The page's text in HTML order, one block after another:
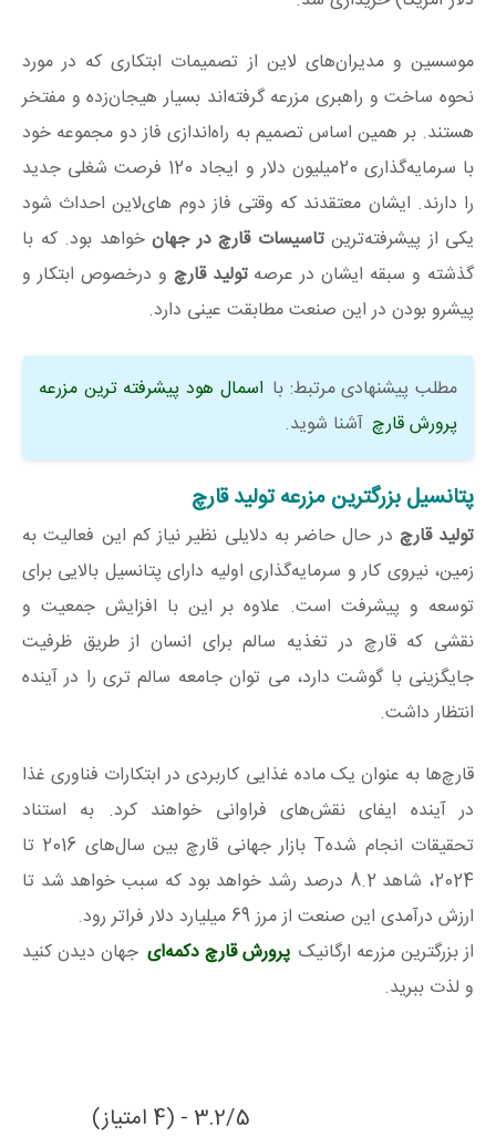
موسسین و مدیران‌های‌ لاین از تصمیمات ابتکاری که در مورد
نحوه ساخت و راهبری مزرعه گرفته‌اند بسیار هیجان‌زده و مفتخر
هستند. بر همین اساس تصمیم به راه‌اندازی فاز دو مجموعه خود
با سرمایه‌گذاری 20میلیون دلار و ایجاد 120 فرصت شغلی جدید
را دارند. ایشان معتقدند که وقتی فاز دوم های‌لاین احداث شود
یکی از پیشرفته‌ترینتاسیسات قارچ در جهان خواهد بود. که با
گذشته و سبقه ایشان در عرصهتولید قارچ و درخصوص ابتکار و
پیشرو بودن در این صنعت مطابقت عینی دارد.
مطلب پیشنهادی مرتبط: با اسمال هود پیشرفته ترین مزرعه
پرورش قارچ آشنا شوید.
پتانسیل بزرگترین مزرعه تولید قارچ
تولید قارچ در حال حاضر به دلایلی نظیر نیاز کم این فعالیت به
زمین، نیروی کار و سرمایه‌گذاری اولیه دارای پتانسیل بالایی برای
توسعه و پیشرفت است. علاوه بر این با افزایش جمعیت و
نقشی که قارچ در تغذیه سالم برای انسان از طریق ظرفیت
جایگزینی با گوشت دارد، می توان جامعه سالم تری را در آینده
انتظار داشت.
قارچ‌ها به عنوان یک ماده غذایی کاربردی در ابتکارات فناوری غذا
در آینده ایفای نقش‌های فراوانی خواهند کرد. به استناد
تحقیقات انجام شدهT بازار جهانی قارچ بین سال‌های 2016 تا
2024، شاهد 8.2 درصد رشد خواهد بود که سبب خواهد شد تا
ارزش درآمدی این صنعت از مرز 69 میلیارد دلار فراتر رود.
از بزرگترین مزرعه ارگانیک پرورش قارچ دکمه‌ای جهان دیدن کنید
و لذت ببرید.
3.2/5 - (4 امتیاز)